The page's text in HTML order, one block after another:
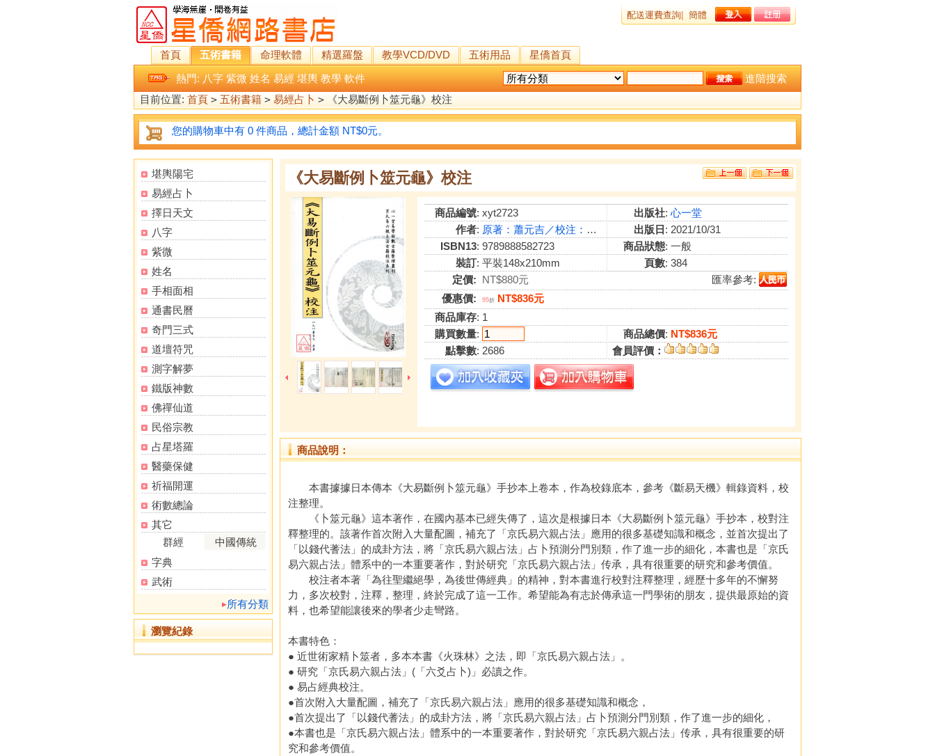
配送運費查詢 簡體
首頁 五術書籍 命理軟體 精選羅盤 教學VCD/DVD 五術用品
星僑首頁
熱門: 八字 紫微 姓名 易經 堪輿 教學 軟件
進階搜索
目前位置: 首頁 > 五術書籍 > 易經占卜 > 《大易斷例卜筮元龜》校注
您的購物車中有 0 件商品，總計金額 NT$0元。
堪輿陽宅
易經占卜
擇日天文
八字
紫微
姓名
手相面相
通書民曆
奇門三式
道壇符咒
測字解夢
鐵版神數
佛禪仙道
民俗宗教
占星塔羅
醫藥保健
祈福開運
術數總論
其它
群經
中國傳統
字典
武術
所有分類
瀏覽紀錄
《大易斷例卜筮元龜》校注
商品編號: xyt2723 出版社: 心一堂
作者: 原著：蕭元吉／校注：虎易 出版日 : 2021/10/31
ISBN13: 9789888582723 商品狀態: 一般
裝訂: 平裝148x210mm 頁數: 384
定價: NT$880元
匯率參考:
優惠價:
95折 NT$836元
商品庫存: 1
購買數量: 商品總價: NT$836元
點擊數: 2686 會員評價：
商品說明：
本書據據日本傳本《大易斷例卜筮元龜》手抄本上卷本，作為校錄底本，參考《斷易天機》輯錄資料，校
注整理。
《卜筮元龜》這本著作，在國內基本已經失傳了，這次是根據日本《大易斷例卜筮元龜》手抄本，校對注
釋整理的。該著作首次附入大量配圖，補充了「京氏易六親占法」應用的很多基礎知識和概念，並首次提出了
「以錢代蓍法」的成卦方法，將「京氏易六親占法」占卜預測分門別類，作了進一步的細化，本書也是「京氏
易六親占法」體系中的一本重要著作，對於研究「京氏易六親占法」传承，具有很重要的研究和參考價值。
校注者本著「為往聖繼絕學，為後世傳經典」的精神，對本書進行校對注釋整理，經歷十多年的不懈努
力，多次校對，注釋，整理，終於完成了這一工作。希望能為有志於傳承這一門學術的朋友，提供最原始的資
料，也希望能讓後來的學者少走彎路。
本書特色：
● 近世術家精卜筮者，多本本書《火珠林》之法，即「京氏易六親占法」。
● 研究「京氏易六親占法」(「六爻占卜)」必讀之作。
● 易占經典校注。
●首次附入大量配圖，補充了「京氏易六親占法」應用的很多基礎知識和概念，
●首次提出了「以錢代蓍法」的成卦方法，將「京氏易六親占法」占卜預測分門別類，作了進一步的細化，
●本書也是「京氏易六親占法」體系中的一本重要著作，對於研究「京氏易六親占法」传承，具有很重要的研
究和參考價值。